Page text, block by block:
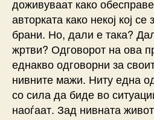
доживуваат како
авторката како некој кој
брани. Но, дали е така?
жртви? Одговорот на ова
еднакво одговорни за
нивните мажи. Ниту една
со сила да биде во
наоѓаат. Зад нивната